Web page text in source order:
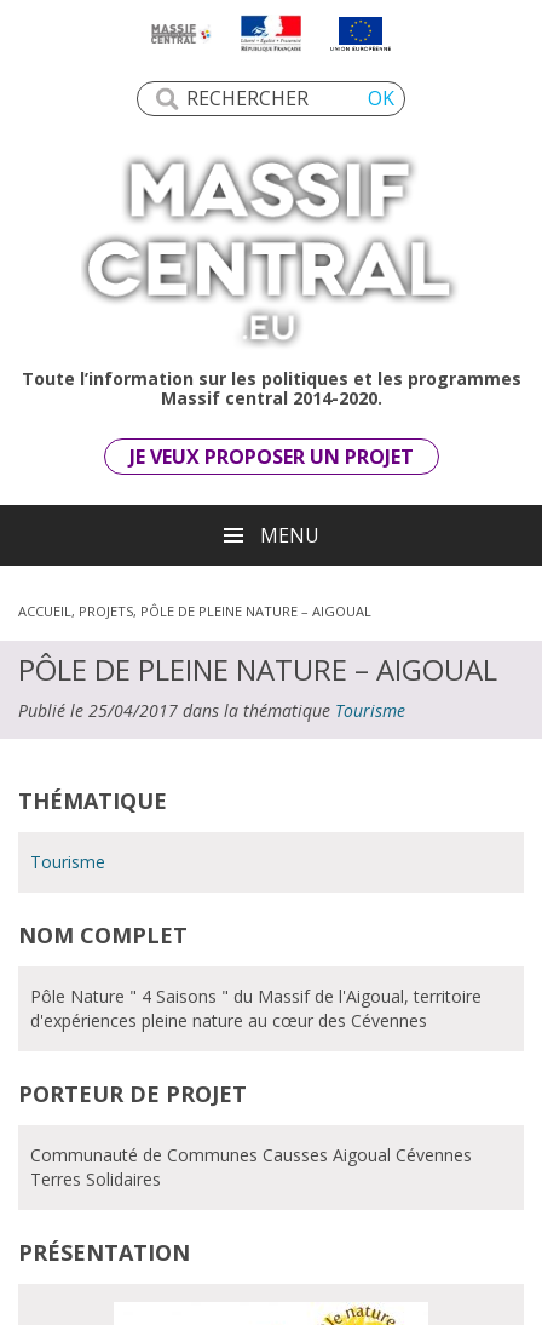
Toute l’information sur les politiques et les programmes
Massif central 2014-2020.
JE VEUX PROPOSER UN PROJET
MENU
ACCUEIL, PROJETS, PÔLE DE PLEINE NATURE – AIGOUAL
PÔLE DE PLEINE NATURE – AIGOUAL
Publié le 25/04/2017 dans la thématique Tourisme
THÉMATIQUE
Tourisme
NOM COMPLET
Pôle Nature " 4 Saisons " du Massif de l'Aigoual, territoire
d'expériences pleine nature au cœur des Cévennes
PORTEUR DE PROJET
Communauté de Communes Causses Aigoual Cévennes
Terres Solidaires
PRÉSENTATION